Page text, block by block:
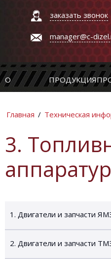
заказать звонок
manager@c-
О ПРОДУКЦИЯ
Главная / Техническая
3.
1. Двигатели и запчасти
2. Двигатели и запчасти